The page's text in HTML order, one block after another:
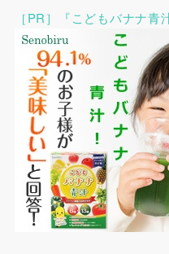
［PR］『こどもバナナ青